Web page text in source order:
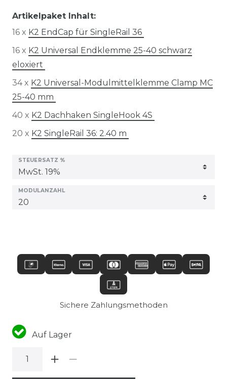
Artikelpaket Inhalt:
16 x K2 EndCap für SingleRail 36
16 x K2 Universal Endklemme 25-40 schwarz
eloxiert
34 x K2 Universal-Modulmittelklemme Clamp MC
25-40 mm
40 x K2 Dachhaken SingleHook 4S
20 x K2 SingleRail 36: 2.40 m
STEUERSATZ %
MODULANZAHL
Sichere Zahlungsmethoden
Auf Lager